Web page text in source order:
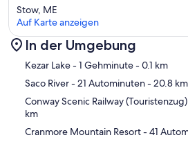
Karte
Stow, ME
Auf Karte anzeigen
In der Umgebung
Kezar Lake- 1 Gehminute- 0.1 km
Saco River- 21 Autominuten- 20.8 km
Conway Scenic Railway (Touristenzug)
km
Cranmore Mountain Resort- 41